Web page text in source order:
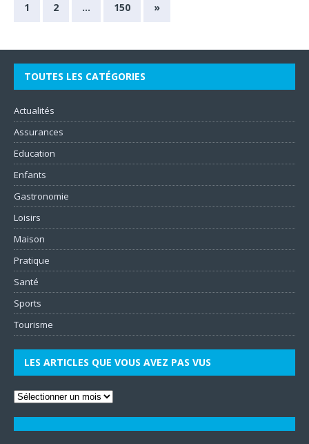
1 2 … 150 »
TOUTES LES CATÉGORIES
Actualités
Assurances
Education
Enfants
Gastronomie
Loisirs
Maison
Pratique
Santé
Sports
Tourisme
LES ARTICLES QUE VOUS AVEZ PAS VUS